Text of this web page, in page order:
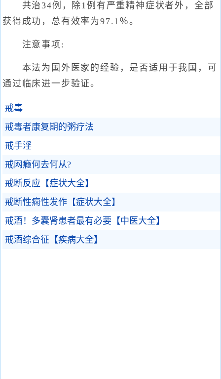
共治34例，除1例有严重精神症状者外，全部
获得成功，总有效率为97.1％。
注意事项:
本法为国外医家的经验，是否适用于我国，可
通过临床进一步验证。
戒毒
戒毒者康复期的粥疗法
戒手淫
戒网瘾何去何从?
戒断反应【症状大全】
戒断性痫性发作【症状大全】
戒酒！多囊肾患者最有必要【中医大全】
戒酒综合征【疾病大全】